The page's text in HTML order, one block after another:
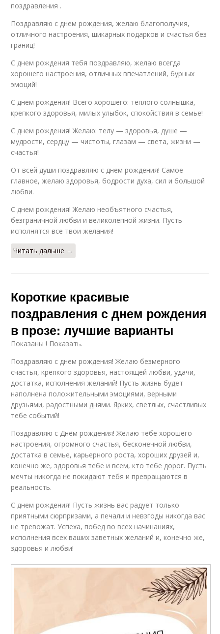
поздравления .
Поздравляю с днем рождения, желаю благополучия,
отличного настроения, шикарных подарков и счастья без
границ!
С днем рождения тебя поздравляю, желаю всегда
хорошего настроения, отличных впечатлений, бурных
эмоций!
С днем рождения! Всего хорошего: теплого солнышка,
крепкого здоровья, милых улыбок, спокойствия в семье!
С днем рождения! Желаю: телу — здоровья, душе —
мудрости, сердцу — чистоты, глазам — света, жизни —
счастья!
От всей души поздравляю с днем рождения! Самое
главное, желаю здоровья, бодрости духа, сил и большой
любви.
С днем рождения! Желаю необъятного счастья,
безграничной любви и великолепной жизни. Пусть
исполнятся все твои желания!
Читать дальше →
Короткие красивые
поздравления с днем рождения
в прозе: лучшие варианты
Показаны ! Показать.
Поздравляю с днем рождения! Желаю безмерного
счастья, крепкого здоровья, настоящей любви, удачи,
достатка, исполнения желаний! Пусть жизнь будет
наполнена положительными эмоциями, верными
друзьями, радостными днями. Ярких, светлых, счастливых
тебе событий!
Поздравляю с Днём рождения! Желаю тебе хорошего
настроения, огромного счастья, бесконечной любви,
достатка в семье, карьерного роста, хороших друзей и,
конечно же, здоровья тебе и всем, кто тебе дорог. Пусть
мечты никогда не покидают тебя и превращаются в
реальность.
С днем рождения! Пусть жизнь вас радует только
приятными сюрпризами, а печали и невзгоды никогда вас
не тревожат. Успеха, побед во всех начинаниях,
исполнения всех ваших заветных желаний и, конечно же,
здоровья и любви!